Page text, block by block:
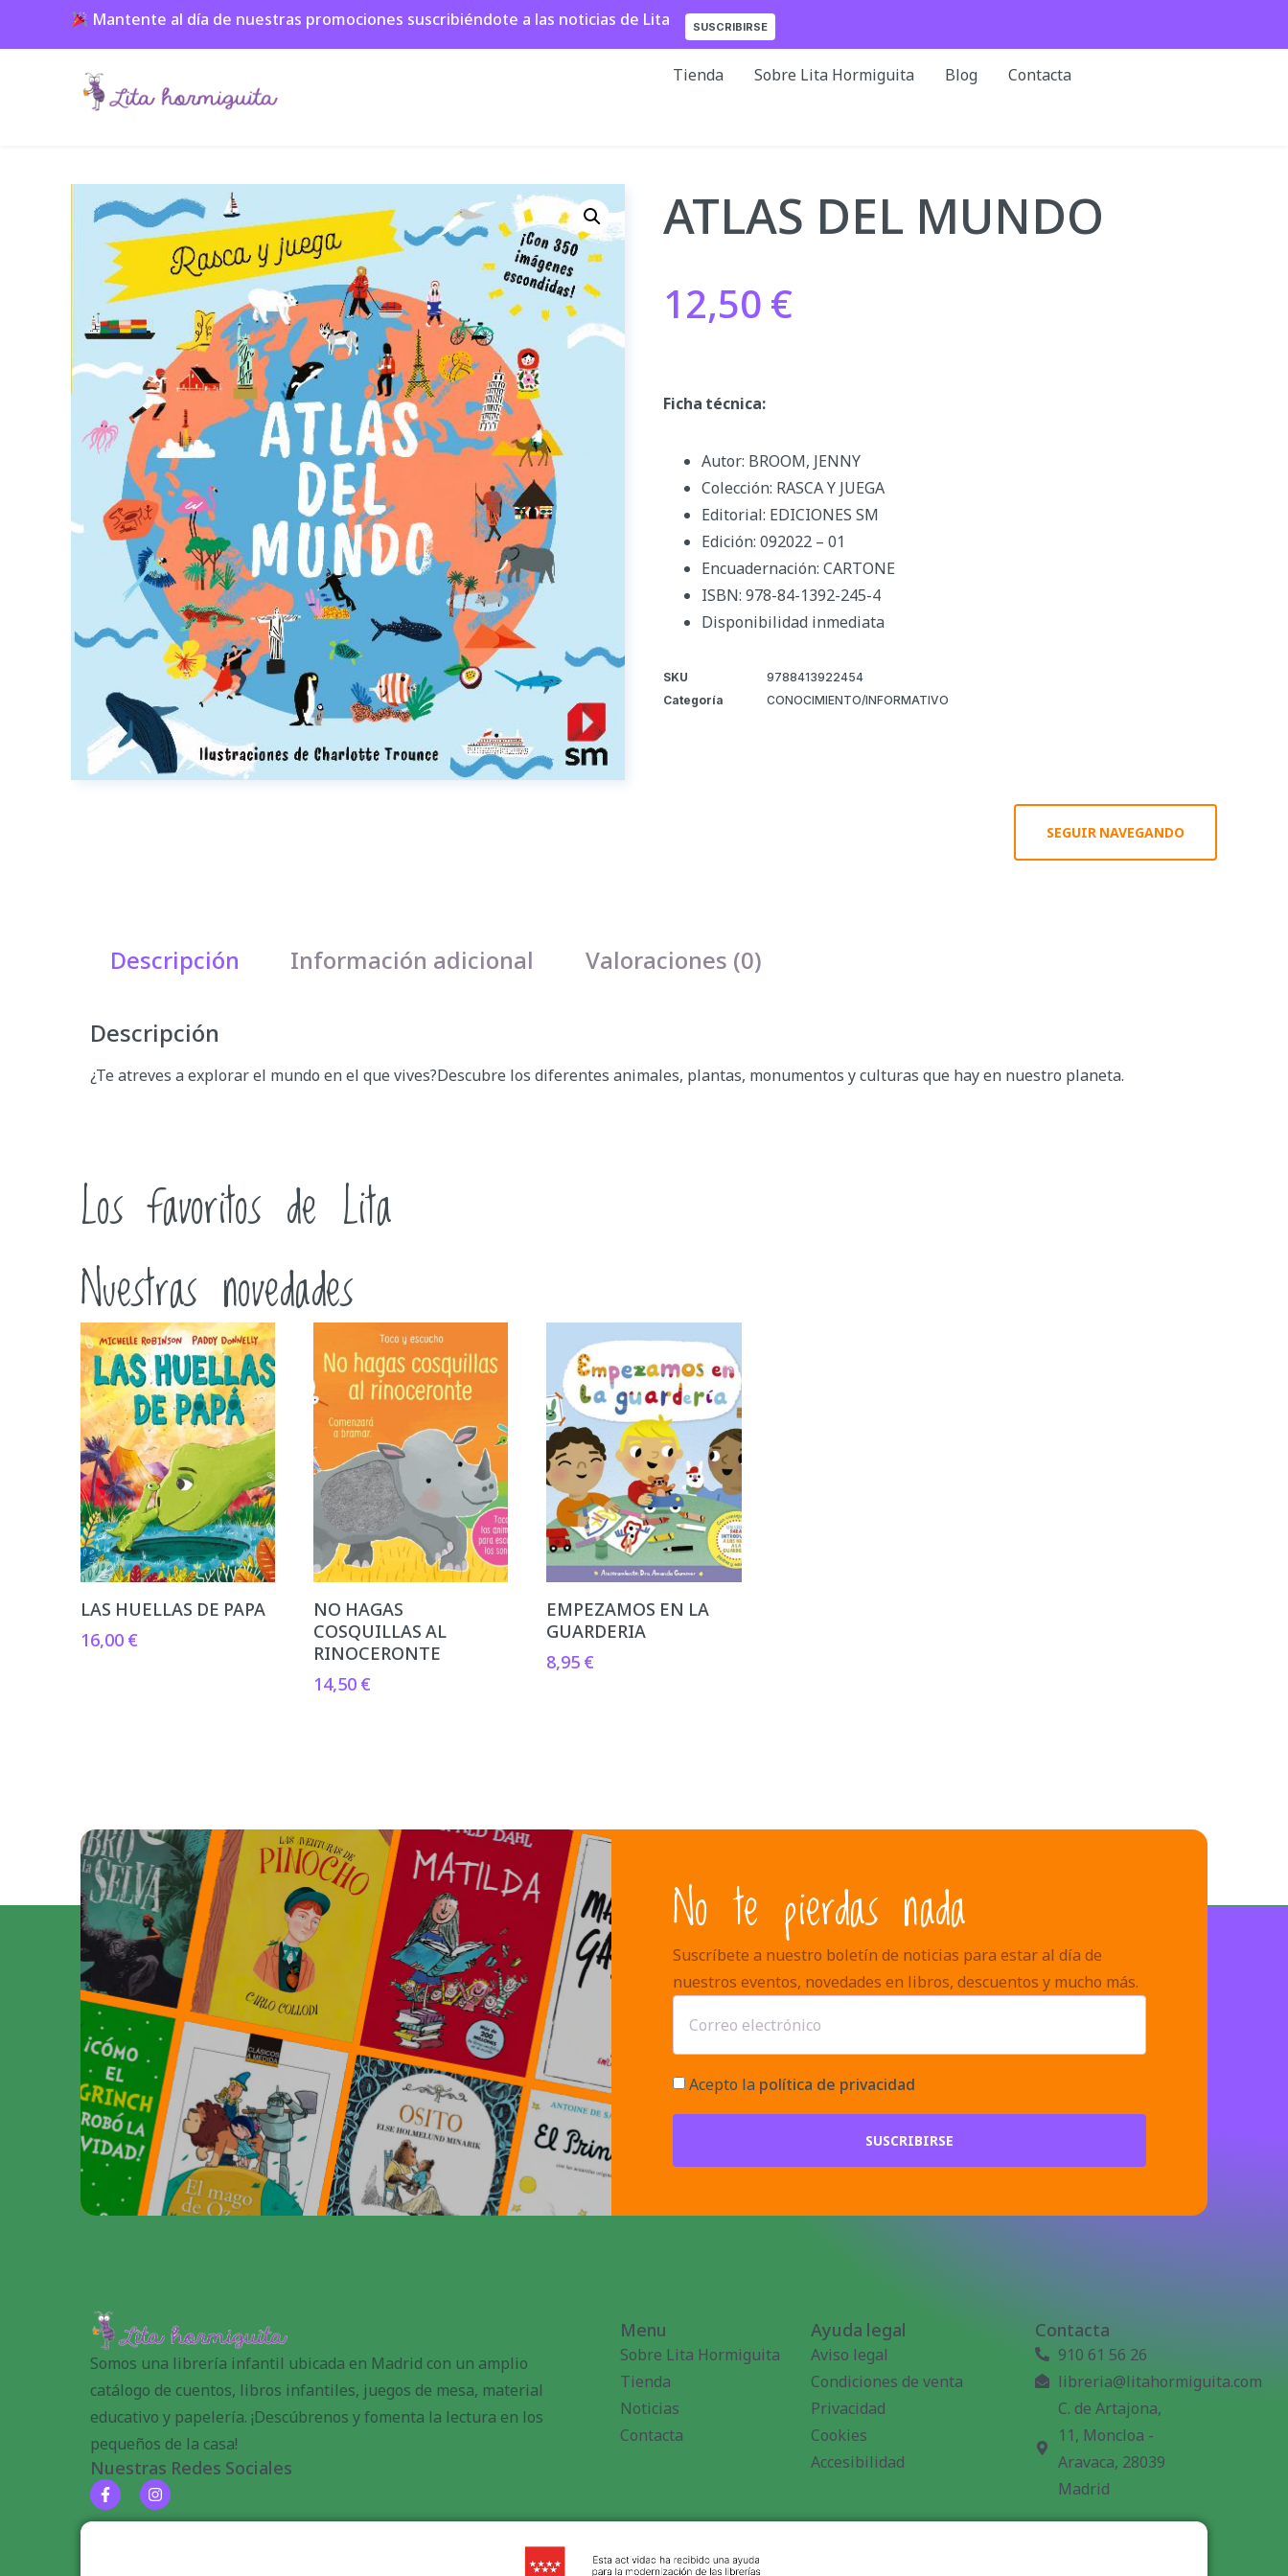
Mantente al día de nuestras promociones suscribiéndote a las noticias de Lita SUSCRIBIRSE
Tienda Sobre Lita Hormiguita Blog Contacta
ATLAS DEL MUNDO
12,50 €
Ficha técnica:
Autor: BROOM, JENNY
Colección: RASCA Y JUEGA
Editorial: EDICIONES SM
Edición: 092022 – 01
Encuadernación: CARTONE
ISBN: 978-84-1392-245-4
Disponibilidad inmediata
SKU
9788413922454
Categoría
CONOCIMIENTO/INFORMATIVO
SEGUIR NAVEGANDO
Descripción Información adicional Valoraciones (0)
Descripción
¿Te atreves a explorar el mundo en el que vives?Descubre los diferentes animales, plantas, monumentos y culturas que hay en nuestro planeta.
Los favoritos de Lita
Nuestras novedades
LAS HUELLAS DE PAPA
16,00 €
NO HAGAS
COSQUILLAS AL
RINOCERONTE
14,50 €
EMPEZAMOS EN LA
GUARDERIA
8,95 €
No te pierdas nada
Suscríbete a nuestro boletín de noticias para estar al día de
nuestros eventos, novedades en libros, descuentos y mucho más.
Acepto la política de privacidad
SUSCRIBIRSE
Somos una librería infantil ubicada en Madrid con un amplio
catálogo de cuentos, libros infantiles, juegos de mesa, material
educativo y papelería. ¡Descúbrenos y fomenta la lectura en los
pequeños de la casa!
Nuestras Redes Sociales
Menu
Sobre Lita Hormiguita
Tienda
Noticias
Contacta
Ayuda legal
Aviso legal
Condiciones de venta
Privacidad
Cookies
Accesibilidad
Contacta
910 61 56 26
libreria@litahormiguita.com
C. de Artajona,
11, Moncloa -
Aravaca, 28039
Madrid